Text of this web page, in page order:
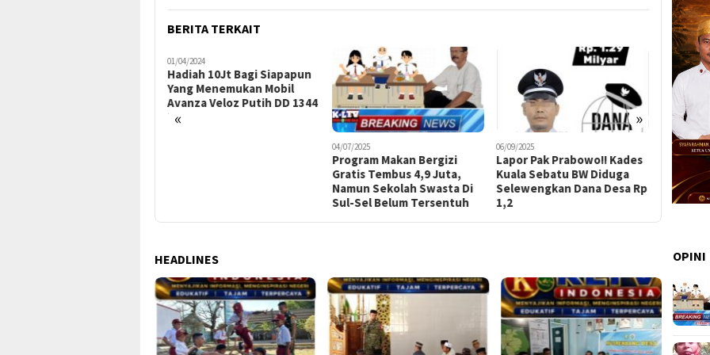
BERITA TERKAIT
« »
01/04/2024
Hadiah 10Jt Bagi Siapapun
Yang Menemukan Mobil
Avanza Veloz Putih DD 1344
MC
04/07/2025
Program Makan Bergizi
Gratis Tembus 4,9 Juta,
Namun Sekolah Swasta Di
Sul-Sel Belum Tersentuh
06/09/2025
Lapor Pak Prabowo!! Kades
Kuala Sebatu BW Diduga
Selewengkan Dana Desa Rp
1,2
18/12/2024
Karate
HEADLINES OPINI